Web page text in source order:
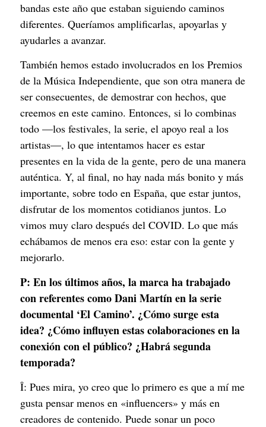
bandas este año que estaban siguiendo caminos
diferentes. Queríamos amplificarlas, apoyarlas y
ayudarles a avanzar.
También hemos estado involucrados en los Premios
de la Música Independiente, que son otra manera de
ser consecuentes, de demostrar con hechos, que
creemos en este camino. Entonces, si lo combinas
todo —los festivales, la serie, el apoyo real a los
artistas—, lo que intentamos hacer es estar
presentes en la vida de la gente, pero de una manera
auténtica. Y, al final, no hay nada más bonito y más
importante, sobre todo en España, que estar juntos,
disfrutar de los momentos cotidianos juntos. Lo
vimos muy claro después del COVID. Lo que más
echábamos de menos era eso: estar con la gente y
mejorarlo.
P: En los últimos años, la marca ha trabajado
con referentes como Dani Martín en la serie
documental ‘El Camino’. ¿Cómo surge esta
idea? ¿Cómo influyen estas colaboraciones en la
conexión con el público? ¿Habrá segunda
temporada?
Î: Pues mira, yo creo que lo primero es que a mí me
gusta pensar menos en «influencers» y más en
creadores de contenido. Puede sonar un poco